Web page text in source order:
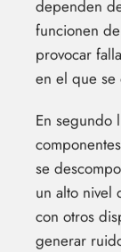
dependen
funcionen
provocar
en el que se
En segundo
se
un alto nivel
con otros
generar